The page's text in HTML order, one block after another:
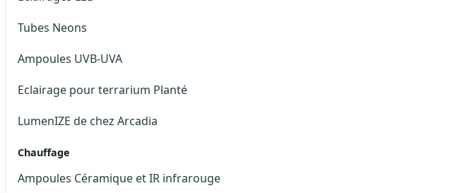
Tubes Neons
Ampoules UVB-UVA
Eclairage pour terrarium Planté
LumenIZE de chez Arcadia
Chauffage
Ampoules Céramique et IR infrarouge